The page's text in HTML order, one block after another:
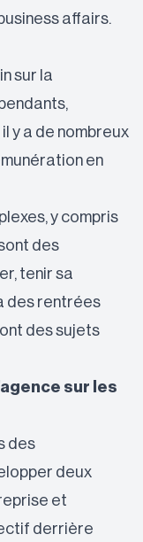
affairs.
sur la
y a de nombreux
en
y compris
des
tenir sa
des rentrées
des sujets
sur les
des
deux
et
derrière